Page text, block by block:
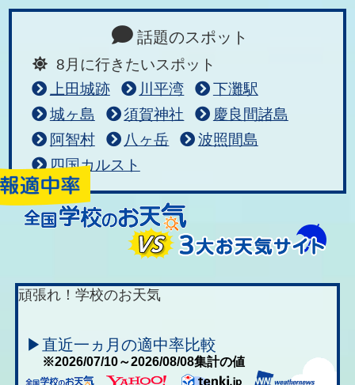
話題のスポット
8月に行きたいスポット
上田城跡
川平湾
下灘駅
城ヶ島
須賀神社
慶良間諸島
阿智村
八ヶ岳
波照間島
四国カルスト
頑張れ！学校のお天気
▶直近一ヵ月の適中率比較
※2026/07/10～2026/08/08集計の値